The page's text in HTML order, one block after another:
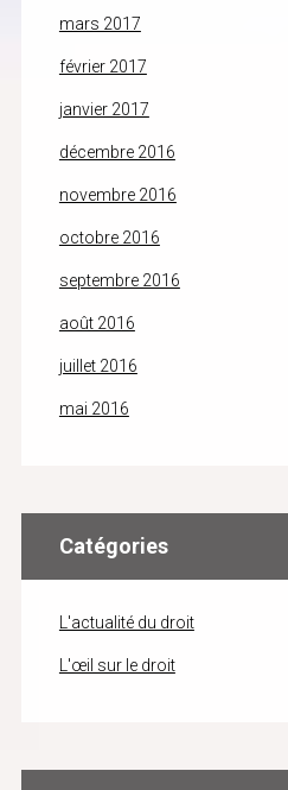
mars 2017
février 2017
janvier 2017
décembre 2016
novembre 2016
octobre 2016
septembre 2016
août 2016
juillet 2016
mai 2016
Catégories
L'actualité du droit
L'œil sur le droit